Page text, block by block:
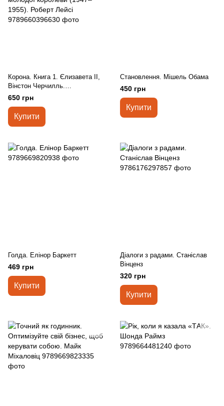
Корона. Книга 1. Єлизавета II,
Вінстон Черчилль.
Становлення молодої
королеви (1947–1955). Роберт
Лейсі
650 грн
Купити
Становлення. Мішель Обама
450 грн
Купити
Голда. Елінор Баркетт
469 грн
Купити
Діалоги з радами. Станіслав
Вінценз
320 грн
Купити